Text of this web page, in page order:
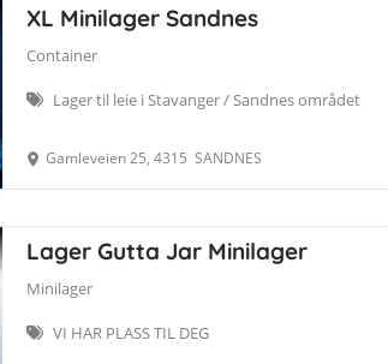
XL Minilager Sandnes
Container
Lager til leie i Stavanger / Sandnes området
Gamleveien 25, 4315 SANDNES
Lager Gutta Jar Minilager
Minilager
VI HAR PLASS TIL DEG